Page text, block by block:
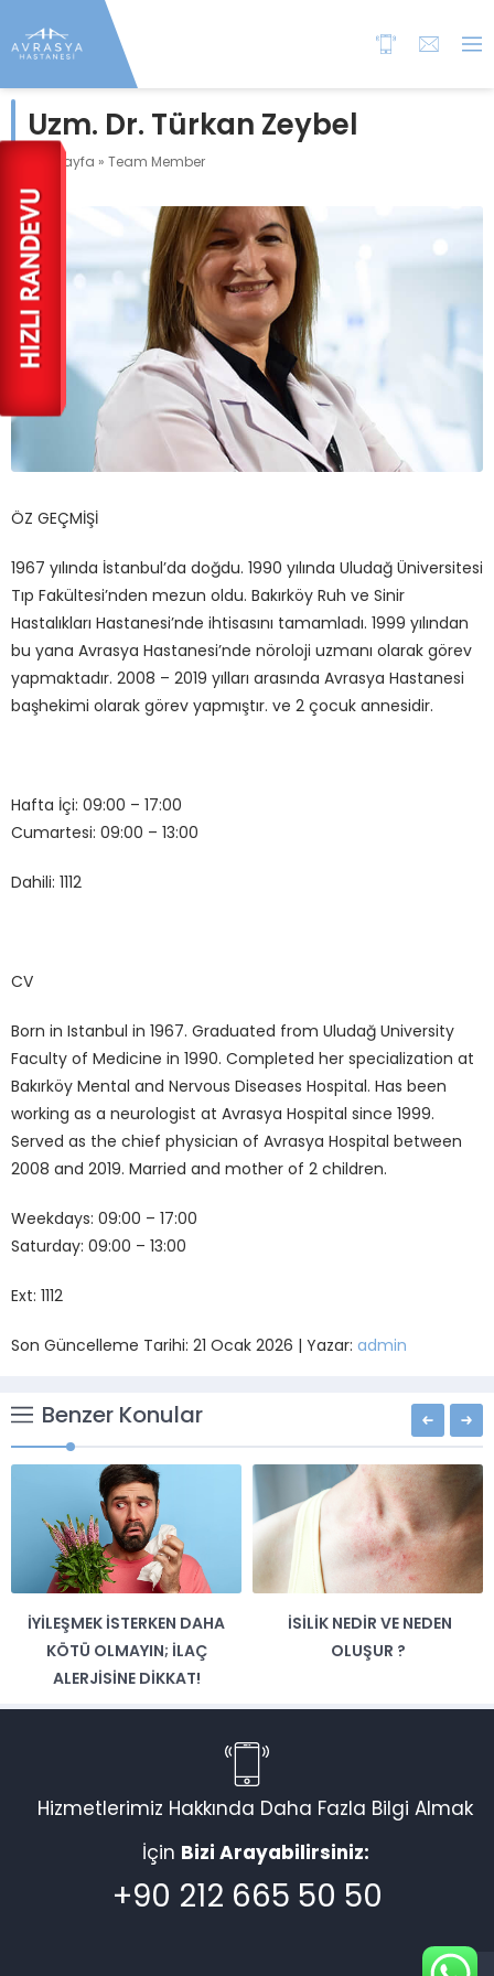
Uzm. Dr. Türkan Zeybel
Anasayfa » Team Member
ÖZ GEÇMİŞİ
1967 yılında İstanbul’da doğdu. 1990 yılında Uludağ Üniversitesi
Tıp Fakültesi’nden mezun oldu. Bakırköy Ruh ve Sinir
Hastalıkları Hastanesi’nde ihtisasını tamamladı. 1999 yılından
bu yana Avrasya Hastanesi’nde nöroloji uzmanı olarak görev
yapmaktadır. 2008 – 2019 yılları arasında Avrasya Hastanesi
başhekimi olarak görev yapmıştır. ve 2 çocuk annesidir.
Hafta İçi: 09:00 – 17:00
Cumartesi: 09:00 – 13:00
Dahili: 1112
CV
Born in Istanbul in 1967. Graduated from Uludağ University
Faculty of Medicine in 1990. Completed her specialization at
Bakırköy Mental and Nervous Diseases Hospital. Has been
working as a neurologist at Avrasya Hospital since 1999.
Served as the chief physician of Avrasya Hospital between
2008 and 2019. Married and mother of 2 children.
Weekdays: 09:00 – 17:00
Saturday: 09:00 – 13:00
Ext: 1112
Son Güncelleme Tarihi: 21 Ocak 2026 | Yazar: admin
Benzer Konular
İYILEŞMEK İSTERKEN DAHA
KÖTÜ OLMAYIN; İLAÇ
ALERJISINE DIKKAT!
İSILIK NEDIR VE NEDEN
OLUŞUR ?
Hizmetlerimiz Hakkında Daha Fazla Bilgi Almak
İçin Bizi Arayabilirsiniz:
+90 212 665 50 50